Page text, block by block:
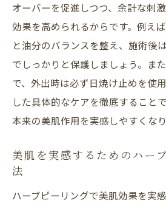
オーバーを促進しつつ、余計な刺
効果を高められるからです。例え
と油分のバランスを整え、施術後
でしっかりと保護しましょう。ま
で、外出時は必ず日焼け止めを使
した具体的なケアを徹底すること
本来の美肌作用を実感しやすくなり
美肌を実感するためのハー
法
ハーブピーリングで美肌効果を実